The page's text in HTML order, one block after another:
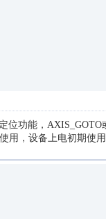
位功能， AXIS_GOTO
用，设备上电初期使